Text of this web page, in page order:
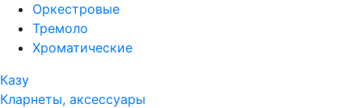
Оркестровые
Тремоло
Хроматические
Казу
Кларнеты, аксессуары